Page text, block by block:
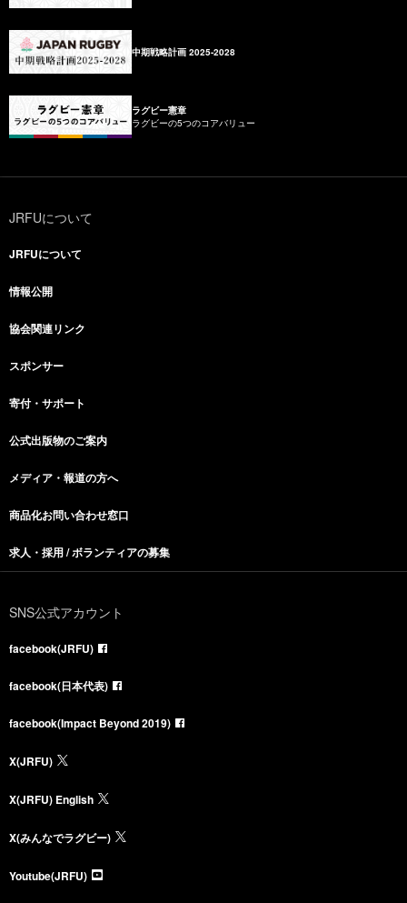
中期戦略計画 2025-2028
ラグビー憲章
ラグビーの5つのコアバリュー
JRFUについて
JRFUについて
情報公開
協会関連リンク
スポンサー
寄付・サポート
公式出版物のご案内
メディア・報道の方へ
商品化お問い合わせ窓口
求人・採用 / ボランティアの募集
SNS公式アカウント
facebook(JRFU)
facebook(日本代表)
facebook(Impact Beyond 2019)
X(JRFU)
X(JRFU) English
X(みんなでラグビー)
Youtube(JRFU)